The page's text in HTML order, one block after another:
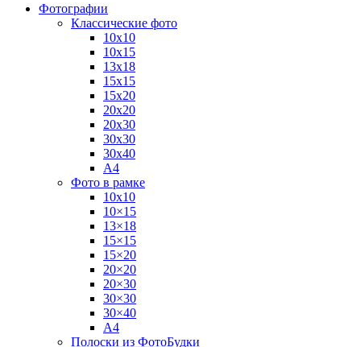
Фотографии
Классические фото
10х10
10х15
13х18
15х15
15х20
20х20
20х30
30х30
30х40
А4
Фото в рамке
10х10
10×15
13×18
15×15
15×20
20×20
20×30
30×30
30×40
A4
Полоски из ФотоБудки